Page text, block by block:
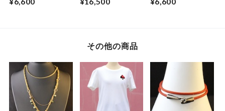
ップ メンズ サイズ
ツ メンズ レディー
ック ロングＴシャ
その他の商品